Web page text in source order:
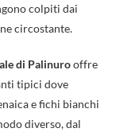
colpiti dai
circostante.
di Palinurooffre
tipici dove
e fichi bianchi
diverso, dal